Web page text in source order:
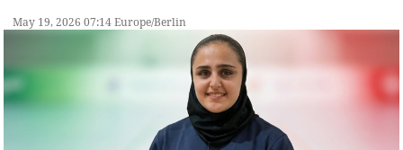
May 19, 2026 07:14 Europe/Berlin